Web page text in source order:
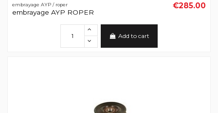
embrayage AYP / roper
embrayage AYP ROPER
€285.00
Add to cart